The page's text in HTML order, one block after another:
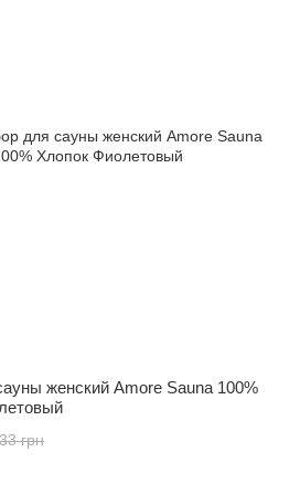
женский Amore Sauna 100%
грн